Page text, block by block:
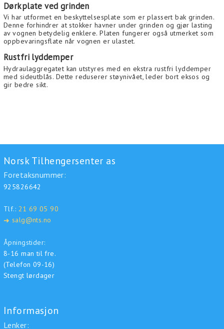
Dørkplate ved grinden
Vi har utformet en beskyttelsesplate som er plassert bak grinden.
Denne forhindrer at stokker havner under grinden og gjør lasting
av vognen betydelig enklere. Platen fungerer også utmerket som
oppbevaringsflate når vognen er ulastet.
Rustfri lyddemper
Hydraulaggregatet kan utstyres med en ekstra rustfri lyddemper
med sideutblås. Dette reduserer støynivået, leder bort eksos og
gir bedre sikt.
Norsk Tilhengersenter as
Foretaksnummer:
925826642
Tlf.: 21 69 05 90
➜ salg@nts.no
Åpningstider:
8-16 man til fre.
(Telefon 09-16)
Stengt lørdager
Informasjon
Lenker: